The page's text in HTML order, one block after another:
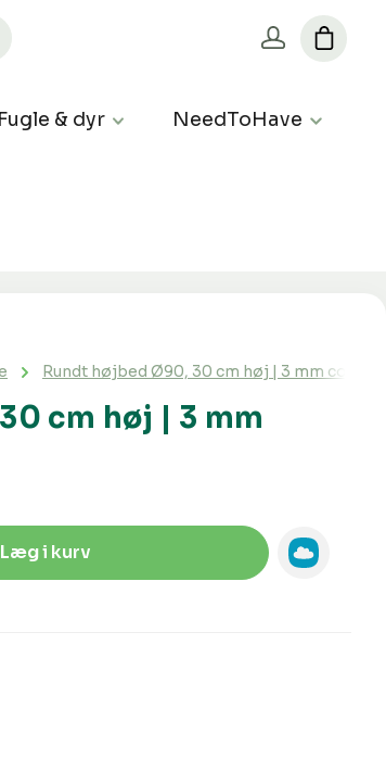
Fugle & dyr NeedToHave
cm høj | 3 mm
Rundt højbed Ø90, 30 cm høj | 3 mm
den ønskede mængde,
Læg i kurv